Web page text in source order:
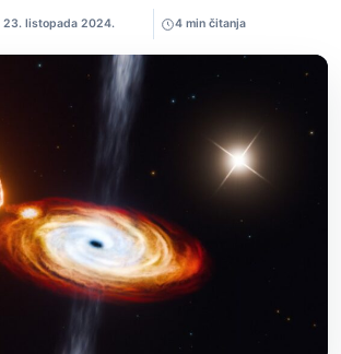
23. listopada 2024. 4 min čitanja